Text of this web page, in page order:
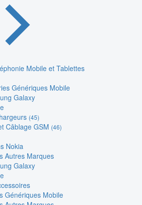
Mobile et Tablettes
Génériques Mobile
Galaxy
(45)
Câblage GSM (46)
Nokia
Autres Marques
Galaxy
Génériques Mobile